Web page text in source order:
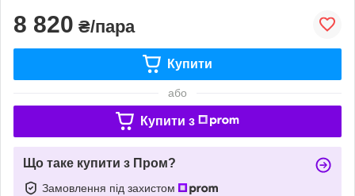
8 820 ₴/пара
Купити
або
Купити з
Що таке купити з Пром?
Замовлення під захистом